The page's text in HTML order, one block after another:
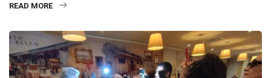
READ MORE